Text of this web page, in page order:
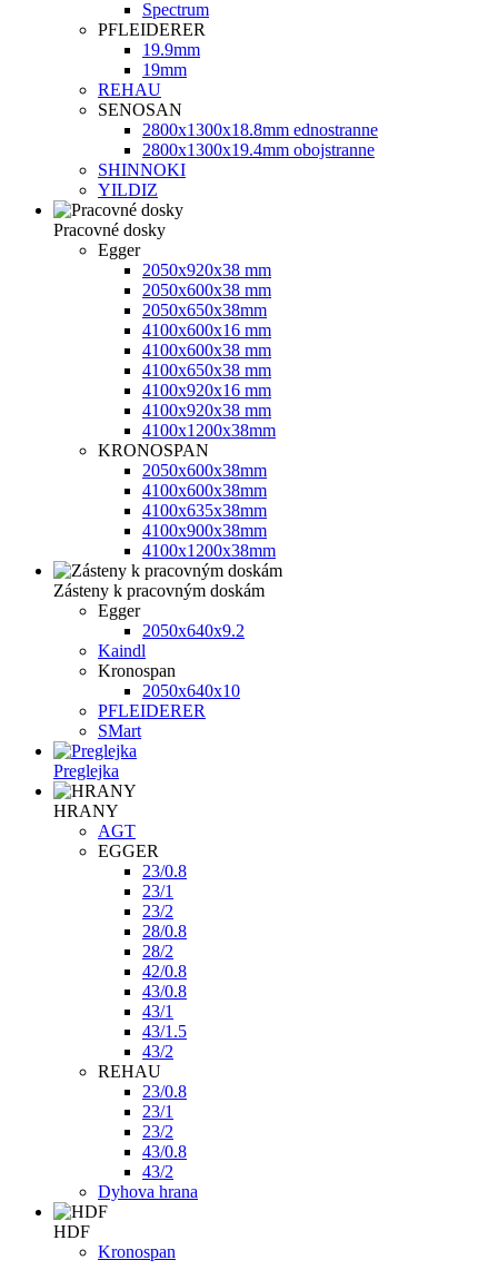
Spectrum
PFLEIDERER
19.9mm
19mm
REHAU
SENOSAN
2800x1300x18.8mm ednostranne
2800x1300x19.4mm obojstranne
SHINNOKI
YILDIZ
Pracovné dosky
Egger
2050x920x38 mm
2050х600х38 mm
2050х650х38mm
4100x600x16 mm
4100x600x38 mm
4100x650x38 mm
4100x920x16 mm
4100x920x38 mm
4100х1200х38mm
KRONOSPAN
2050x600x38mm
4100x600x38mm
4100x635x38mm
4100x900x38mm
4100х1200х38mm
Zásteny k pracovným doskám
Egger
2050x640x9.2
Kaindl
Kronospan
2050x640x10
PFLEIDERER
SMart
Preglejka
HRANY
AGT
EGGER
23/0.8
23/1
23/2
28/0.8
28/2
42/0.8
43/0.8
43/1
43/1.5
43/2
REHAU
23/0.8
23/1
23/2
43/0.8
43/2
Dyhova hrana
HDF
Kronospan